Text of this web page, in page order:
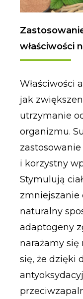
właściwości
Właściwości
jak
utrzymanie
organizmu.
i korzystny
Stymulują
zmniejszanie
naturalny
adaptogeny
narażamy się
się, że dzięki